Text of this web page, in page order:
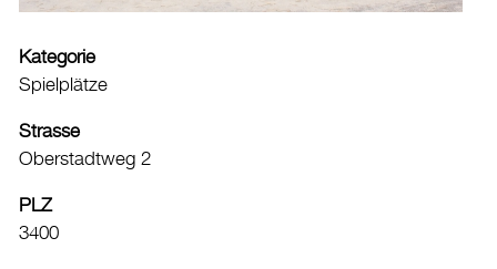
Kategorie
Spielplätze
Strasse
Oberstadtweg 2
PLZ
3400